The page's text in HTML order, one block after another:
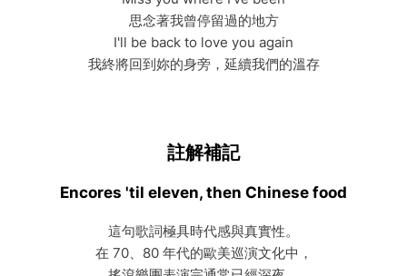
思念著我曾停留過的地方
I'll be back to love you again
我終將回到妳的身旁，延續我們的溫存
註解補記
Encores 'til eleven, then Chinese food
這句歌詞極具時代感與真實性。
在 70、80 年代的歐美巡演文化中，